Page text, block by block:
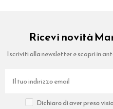
Ricevi novità
Iscriviti alla newsletter e scopri in
Dichiaro di aver preso